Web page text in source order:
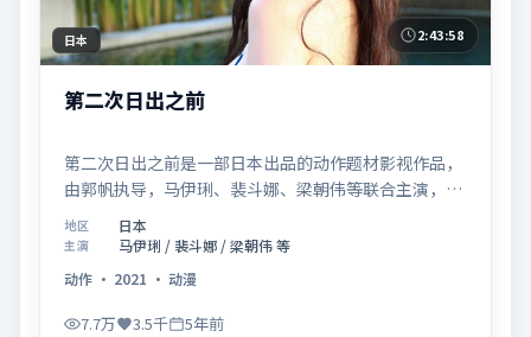
日本 2:43:58
第二次日出之前
第二次日出之前是一部日本出品的动作题材影视作品，
由郭帆执导，马伊琍、裴斗娜、梁朝伟等联合主演，于
2021年02月05日在院线首映。影片围绕「爱的迟疑与
勇敢迈出的一步」展开叙事，镜头语言克制而富有张
力，节奏起伏得当，人物弧光完整；配乐与场面调度强
化了类型片的观感体验，亦留有可供解读的细节空间，
适合关注现实主义叙事与人物关系的观众观看与收藏。
地区 日本
主演
马伊琍 / 裴斗娜 / 梁朝伟 等
动作 · 2021 · 动漫
7.7万 3.5千 5年前